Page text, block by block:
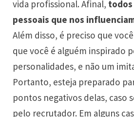
vida profissional. Afinal,
pessoais que nos
Além disso, é preciso que
que você é alguém inspirado
personalidades, e não um
Portanto, esteja preparado
pontos negativos delas, caso
pelo recrutador. Em alguns